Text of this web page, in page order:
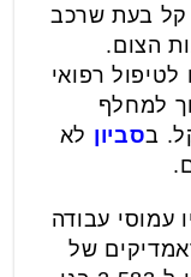
קל בעת שרכב
הצום.
לטיפול רפואי
למחלף
בסביון לא
עמוסי עבודה
של